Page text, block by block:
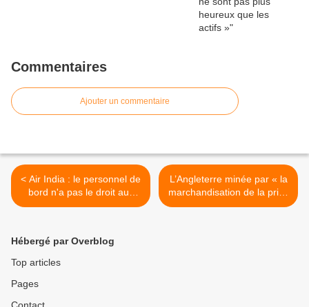
Commentaires
Ajouter un commentaire
< Air India : le personnel de
bord n'a pas le droit aux
cheveux gris...
L’Angleterre minée par « la
marchandisation de la prise
en charge » des personnes
Hébergé par Overblog
Top articles
Pages
Contact